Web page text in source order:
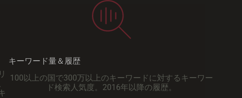
キーワード量＆履歴
100以上の国で300万以上のキーワードに対するキーワー
ド検索人気度。2016年以降の履歴。